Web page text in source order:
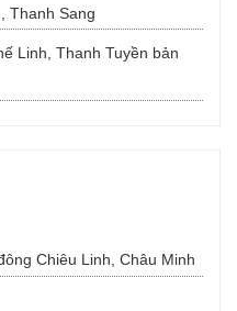
Thanh Sang
Linh, Thanh Tuyền bản
Chiêu Linh, Châu Minh